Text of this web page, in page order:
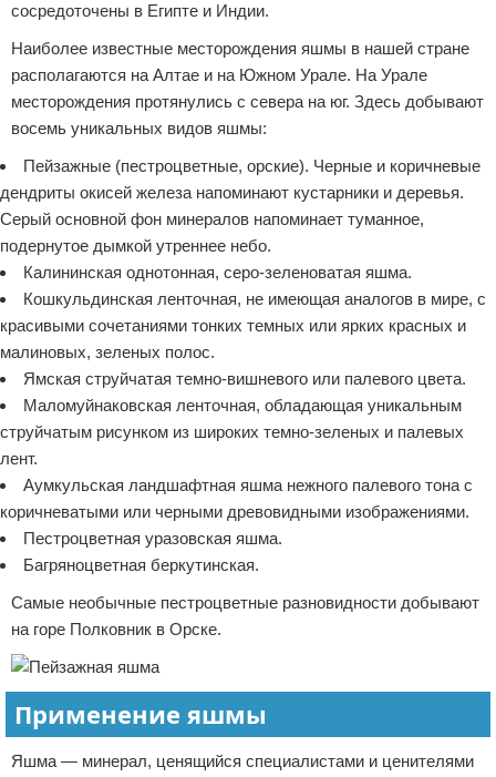
сосредоточены в Египте и Индии.
Наиболее известные месторождения яшмы в нашей стране
располагаются на Алтае и на Южном Урале. На Урале
месторождения протянулись с севера на юг. Здесь добывают
восемь уникальных видов яшмы:
Пейзажные (пестроцветные, орские). Черные и коричневые
дендриты окисей железа напоминают кустарники и деревья.
Серый основной фон минералов напоминает туманное,
подернутое дымкой утреннее небо.
Калининская однотонная, серо-зеленоватая яшма.
Кошкульдинская ленточная, не имеющая аналогов в мире, с
красивыми сочетаниями тонких темных или ярких красных и
малиновых, зеленых полос.
Ямская струйчатая темно-вишневого или палевого цвета.
Маломуйнаковская ленточная, обладающая уникальным
струйчатым рисунком из широких темно-зеленых и палевых
лент.
Аумкульская ландшафтная яшма нежного палевого тона с
коричневатыми или черными древовидными изображениями.
Пестроцветная уразовская яшма.
Багряноцветная беркутинская.
Самые необычные пестроцветные разновидности добывают
на горе Полковник в Орске.
Применение яшмы
Яшма — минерал, ценящийся специалистами и ценителями